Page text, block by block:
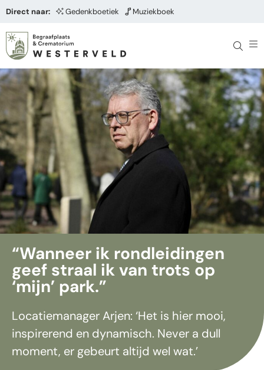
Direct naar: Gedenkboetiek Muziekboek
“Wanneer ik rondleidingen
geef straal ik van trots op
‘mijn’ park.”
Locatiemanager Arjen: ‘Het is hier mooi,
inspirerend en dynamisch. Never a dull
moment, er gebeurt altijd wel wat.’